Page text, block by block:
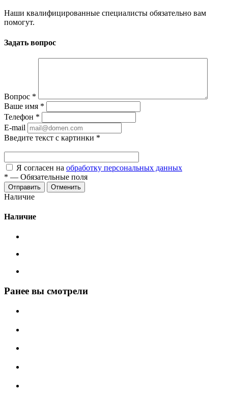
Наши квалифицированные специалисты обязательно вам
помогут.
Задать вопрос
Вопрос *
Ваше имя *
Телефон *
E-mail
Введите текст с картинки *
Я согласен на обработку персональных данных
* — Обязательные поля
Отменить
Наличие
Наличие
Ранее вы смотрели